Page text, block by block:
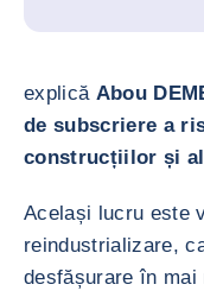
explică Abou
de subscriere a
construcțiilor și
Același lucru este
reindustrializare,
desfășurare în